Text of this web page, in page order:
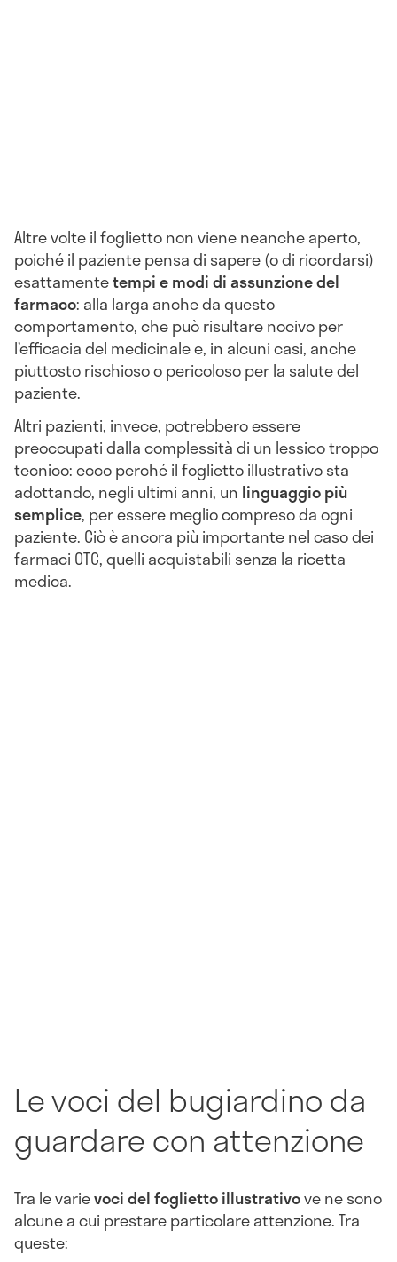
Altre volte il foglietto non viene neanche aperto,
poiché il paziente pensa di sapere (o di ricordarsi)
esattamentetempi e modi di assunzione del
farmaco: alla larga anche da questo
comportamento, che può risultare nocivo per
l’efficacia del medicinale e, in alcuni casi, anche
piuttosto rischioso o pericoloso per la salute del
paziente.
Altri pazienti, invece, potrebbero essere
preoccupati dalla complessità di un lessico troppo
tecnico: ecco perché il foglietto illustrativo sta
adottando, negli ultimi anni, un linguaggio più
semplice, per essere meglio compreso da ogni
paziente. Ciò è ancora più importante nel caso dei
farmaci OTC, quelli acquistabili senza la ricetta
medica.
Le voci del bugiardino da
guardare con attenzione
Tra le varievoci del foglietto illustrativove ne sono
alcune a cui prestare particolare attenzione. Tra
queste: